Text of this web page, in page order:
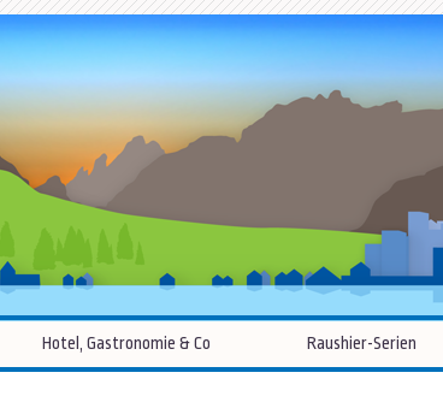
Hotel, Gastronomie & Co Raushier-Serien